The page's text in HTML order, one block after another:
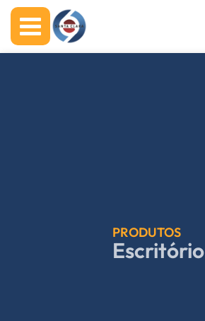
PRODUTOS
Escritório